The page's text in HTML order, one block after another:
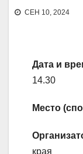
СЕН 10, 2024
Дата и
14.30
Место
края